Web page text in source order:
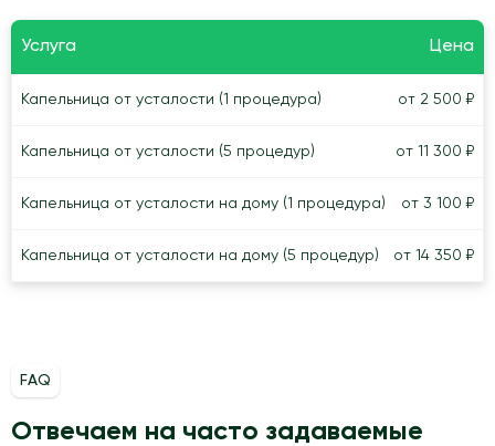
Услуга Цена
Капельница от усталости (1 процедура) от 2 500 ₽
Капельница от усталости (5 процедур) от 11 300 ₽
Капельница от усталости на дому (1 процедура) от 3 100 ₽
Капельница от усталости на дому (5 процедур) от 14 350 ₽
FAQ
Отвечаем на часто задаваемые